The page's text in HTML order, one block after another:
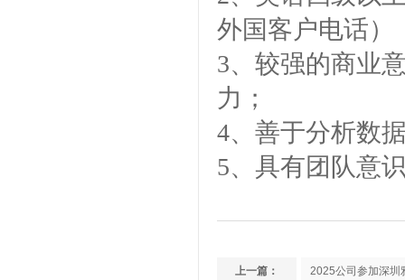
外国客户电话）
3、较强的商业
力；
4、善于分析数
5、具有团队意
上一篇： 2025公司参加深圳